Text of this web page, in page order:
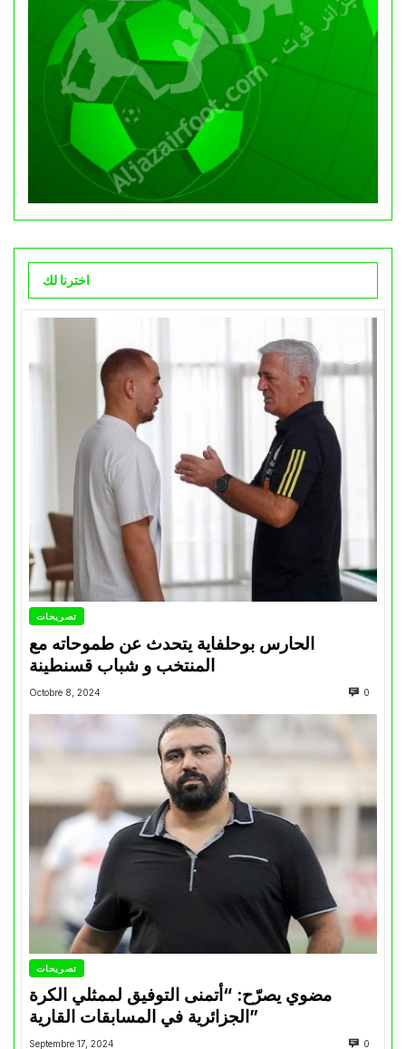
اخترنا لك
تصريحات
الحارس بوحلفاية يتحدث عن طموحاته مع
المنتخب و شباب قسنطينة
Octobre 8, 2024 0
تصريحات
مضوي يصرّح: “أتمنى التوفيق لممثلي الكرة
الجزائرية في المسابقات القارية”
Septembre 17, 2024 0